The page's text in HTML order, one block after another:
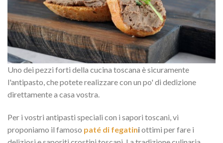
Uno dei pezzi forti della cucina toscana è sicuramente
l'antipasto, che potete realizzare con un po' di dedizione
direttamente a casa vostra.
Per i vostri antipasti speciali con i sapori toscani, vi
proponiamo il famoso paté di fegatiniottimi per fare i